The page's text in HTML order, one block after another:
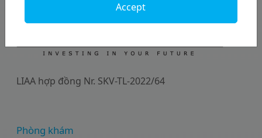
LIAA hợp đồng Nr. SKV-TL-2022/64
Phòng khám
Accept